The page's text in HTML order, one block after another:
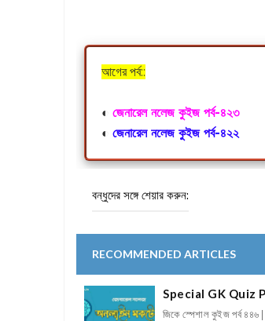
আগের পর্ব::
◐ জেনারেল নলেজ কুইজ পর্ব-৪২৩
◐ জেনারেল নলেজ কুইজ পর্ব-৪২২
বন্ধুদের সঙ্গে শেয়ার করুন:
RECOMMENDED ARTICLES
Special GK Quiz
জিকে স্পেশাল কুইজ পর্ব